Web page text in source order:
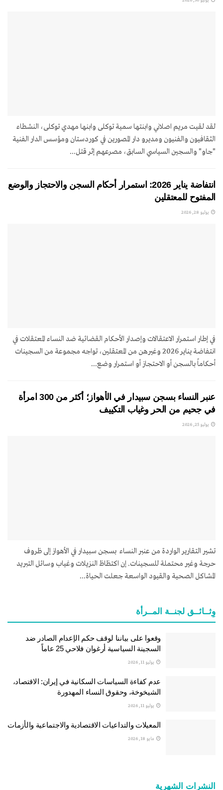
لقد لقيت مريم اصلاني وابنتها سمية توکلی وابنها مهدي توکلی، النشطاء
الثقافيون والفنيون ومديرو دار المصورين في كوردستان ومؤسس الدار الفنية
"جاو" والسجين السياسي السابق، مصرعهم إثر قتل...
انتفاضة يناير 2026: استمرار أحكام السجن والاحتجاز والوضع
المفتوح للمعتقلين
يوليو 28, 2026
في إطار استمرار الاعتقالات وإصدار الأحكام القضائية ضد النساء المعتقلات في
انتفاضة يناير 2026 وغيرهن من المعتقلين، تواجه مجموعة من السجينات
أحكاماً بالسجن أو الاحتجاز أو استمرار وضع...
عنبر النساء بسجن سبيدار في الأهواز؛ أكثر من 300 امرأة
في جحيم من الحر وغياب التكييف
يوليو 25, 2026
تشير التقارير الواردة من عنبر النساء بسجن سبيدار في الأهواز إلى ظروف
حرجة وغير محتملة للسجينات. إن اكتظاظ النزيلات وغياب وسائل التبريد
المشاكل الصحية والقيود الواسعة جعلت الحياة...
وِثــائــق لجنــة المــرأة
وقعوا على بياننا لوقف حكم الإعدام الصادر ضد
السجينة السياسية أرغوان فلاحي 25 عاماً
يوليو 11, 2026
عدم كفاءة السياسات السكانية في إيران: الاقتصاد،
الشيخوخة، وحقوق النساء المهدورة
يوليو 11, 2026
المعيلات والتداعيات الاقتصادية والاجتماعية والأزمات
مايو 18, 2026
النشرات الشهریة